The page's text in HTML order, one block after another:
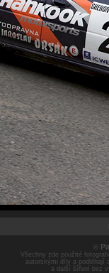
©
Všechny zde použité
autorskými díly a podléhají
a další šíření bez